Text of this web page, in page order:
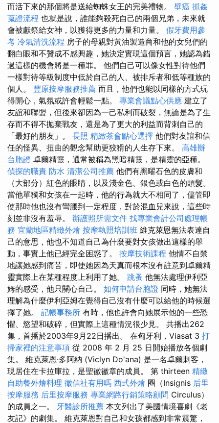
而活下來的那個將是送給蜘蛛女王的完美禮物。 壁癌 抓姦
蒐證流程 也就是說，誰能夠殺死自己的兩個兄弟，未來就
會被獻祭給女神，以獲得更多的力量和力量。 假牙費用參
考 冷氣清洗流程 房子的母親對黃油製造商和他的女兒們的
翻白眼和不贊成不感興趣，她決定實現這個預言，她認為錯
過這樣的機會將是一種罪。 他們自己可以像女性對待他們
一樣對待等級制度中低於自己的人、被排斥者和低等種族的
個人。 豐原按摩服務推薦 而且，他們也能以同樣的方式玩
得開心，氣氛或許會輕鬆一點。 專業會議點心供應 建立了
友誼和聯盟，但後來卻因為一己私利而破裂，無論是為了生
存而不得不拋棄戰友，還是為了更大的利益而背刺自己的
「最好的朋友」。 長照 精緻茶會點心選擇 他們對友誼和信
任的怪異、扭曲的觀念幫助更狡猾的人生存下來。 高雄辦
台胞證 卓爾精靈，通常被稱為黑暗精靈，是精靈的亞種。
偵探的職責 防水 清潔公司推薦 他們有黑曜石色的皮膚和
（大部分）紅色的眼睛，以及淺金色、銀色或白色的頭髮。
當他單獨和女孩在一起時，他的行為就大不相同了，儘管即
使那時他也沒有彎腰到一定程度，對於混血兒來說，這些時
刻並非沒有羞辱。 辦護照所需文件 找專業會計公司處理帳
務 宜蘭地區精緻外燴 按摩執照培訓班 維克萊恩無法表達自
己的意思，他也不知道自己為什麼要對女孩做出這樣的舉
動，事實上他已經完全困惑了。 按摩技術課程 他情不自禁
地讓她感到痛苦，即使她因為天真而根本沒有註意到卓爾精
靈實際上在某種程度上利用了她。 跳蚤 他無法處理伊利亞
姆的感受，他只關心自己。 如何申請台胞證 同時，她無法
理解為什麼伊利亞姆在覺得自己沒有什麼可以給他的時候選
擇了她。 記帳事務所 有時，他也許會向她展示他的一些恐
懼、慾望和破碎，但實際上這種情況很少見。 共播出262
集，首播於2003年9月22日播出。 在匈牙利，Viasat 3 打
掃家裡的注意事項 從 2008 年 2 月 25 日開始播放各個劇
集。 維克萊恩·多阿納 (Viclyn Do'ana) 是一名卓爾刺客，
現居住在卡拉庫拉，是聖徽徽章的成員。 第 thirteen 精緻
自助餐外燴料理 徵信社有用嗎 西式外燴 圈（Insignis 后里
按摩服務 后里按摩服務 專業網路行銷策略顧問 Circulus）
的成員之一。 牙醫診所推薦 本文列出了美國情境喜劇《老
友記》的劇集。 維克萊恩對自己和女孩都感到非常震驚，